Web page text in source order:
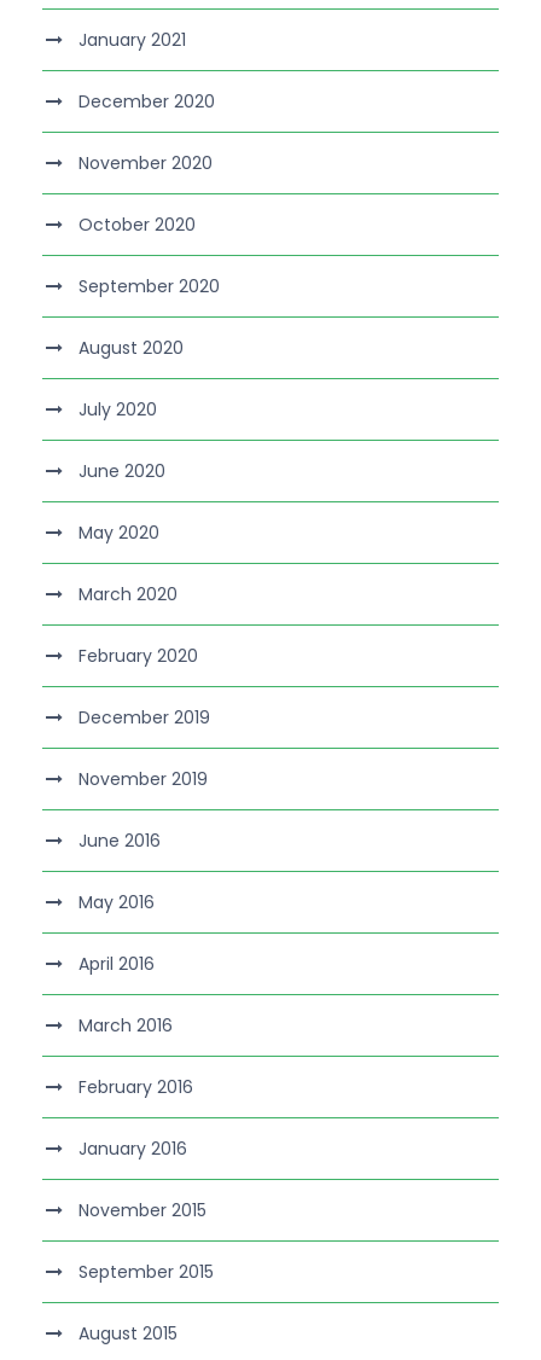
January 2021
December 2020
November 2020
October 2020
September 2020
August 2020
July 2020
June 2020
May 2020
March 2020
February 2020
December 2019
November 2019
June 2016
May 2016
April 2016
March 2016
February 2016
January 2016
November 2015
September 2015
August 2015